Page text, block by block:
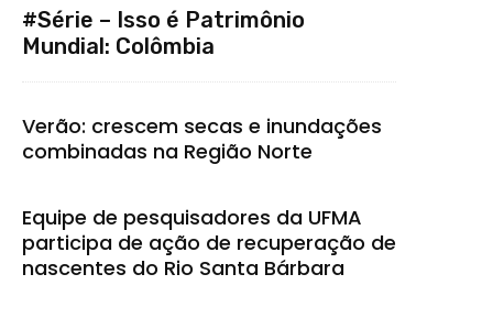
#Série – Isso é Patrimônio
Mundial: Colômbia
Verão: crescem secas e inundações
combinadas na Região Norte
Equipe de pesquisadores da UFMA
participa de ação de recuperação de
nascentes do Rio Santa Bárbara